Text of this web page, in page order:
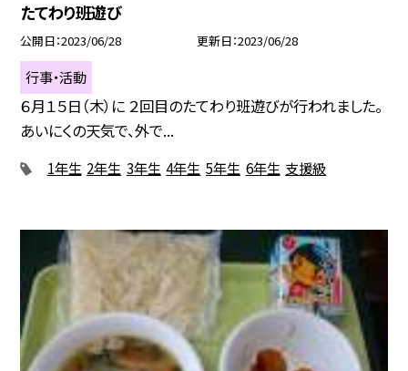
たてわり班遊び
公開日 2023/06/28 更新日 2023/06/28
行事・活動
６月１５日（木）に ２回目のたてわり班遊びが行われました。
あいにくの天気で、外で...
1年生 2年生 3年生 4年生 5年生 6年生 支援級